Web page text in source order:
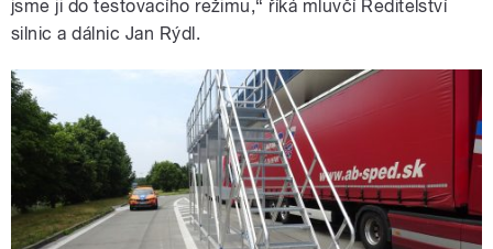
jsme ji do testovacího režimu,“ říká mluvčí Ředitelství
silnic a dálnic Jan Rýdl.